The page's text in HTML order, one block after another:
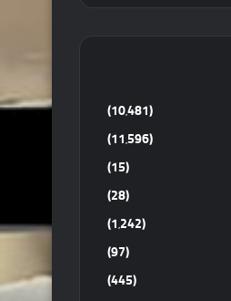
(10٬481)
(11٬596)
(15)
(28)
(1٬242)
(97)
(445)